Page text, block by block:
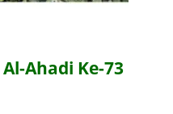
Ahadi Ke-73